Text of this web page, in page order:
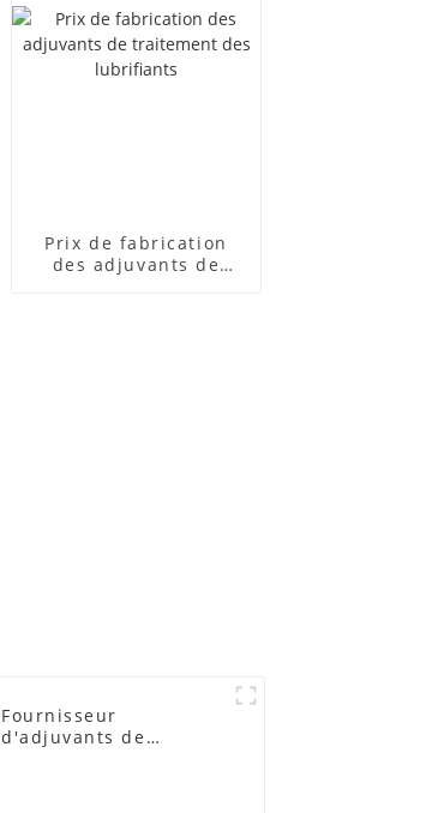
Prix ​​de fabrication
des adjuvants de
Fournisseur
d'adjuvants de